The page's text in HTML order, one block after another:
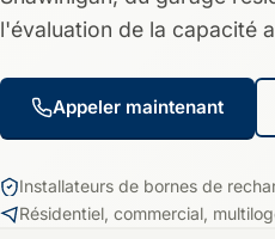
l'évaluation de la capacité
Appeler maintenant
Installateurs de bornes de
Résidentiel, commercial,